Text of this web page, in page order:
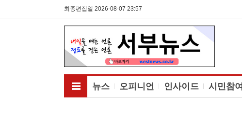
최종편집일 2026-08-07 23:57
뉴스 오피니언 인사이드 시민참여
전체메뉴보기